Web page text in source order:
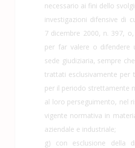
necessario ai fini dello
investigazioni difensive di
7 dicembre 2000, n. 397,
per far valere o difendere
sede giudiziaria, sempre
trattati esclusivamente per
per il periodo strettamente
al loro perseguimento, nel
vigente normativa in
aziendale e industriale;
g) con esclusione della